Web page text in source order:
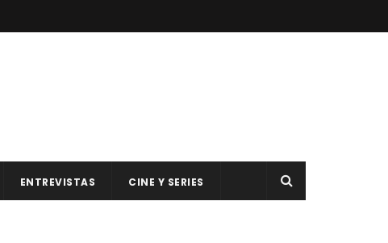
ENTREVISTAS CINE Y SERIES